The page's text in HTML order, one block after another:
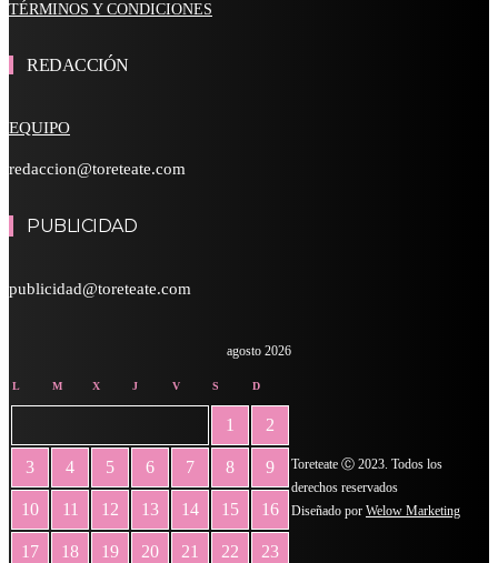
TÉRMINOS Y CONDICIONES
REDACCIÓN
EQUIPO
redaccion@toreteate.com
PUBLICIDAD
publicidad@toreteate.com
agosto 2026
L M X J V S D
1 2
3 4 5 6 7 8 9
10 11 12 13 14 15 16
17 18 19 20 21 22 23
Toreteate Ⓒ 2023. Todos los
derechos reservados
Diseñado por Welow Marketing